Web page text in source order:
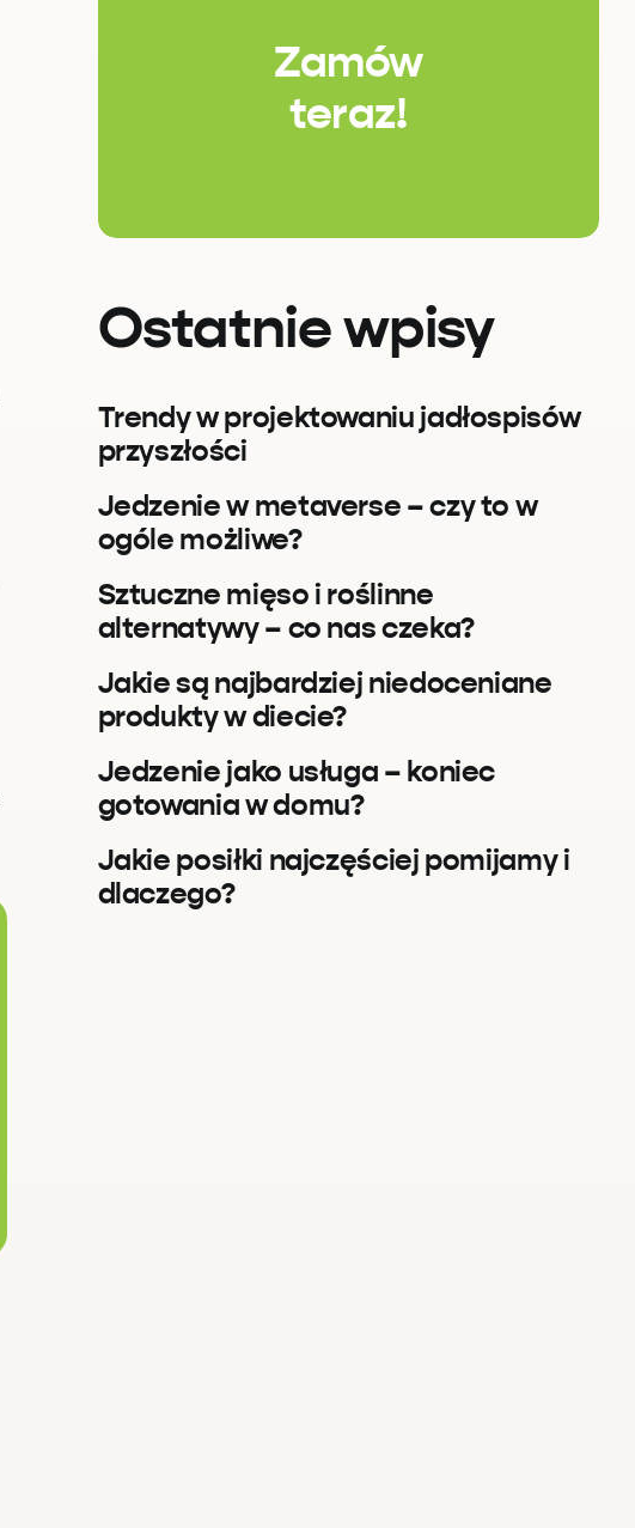
Zamów
teraz!
Ostatnie wpisy
Trendy w projektowaniu jadłospisów
przyszłości
Jedzenie w metaverse – czy to w
ogóle możliwe?
Sztuczne mięso i roślinne
alternatywy – co nas czeka?
Jakie są najbardziej niedoceniane
produkty w diecie?
Jedzenie jako usługa – koniec
gotowania w domu?
Jakie posiłki najczęściej pomijamy i
dlaczego?